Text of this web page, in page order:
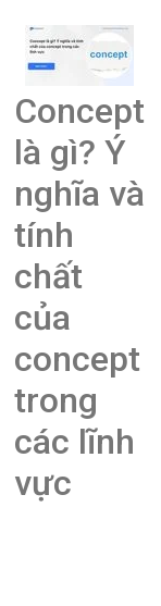
Concept
là gì? Ý
nghĩa và
tính
chất
của
concept
trong
các lĩnh
vực